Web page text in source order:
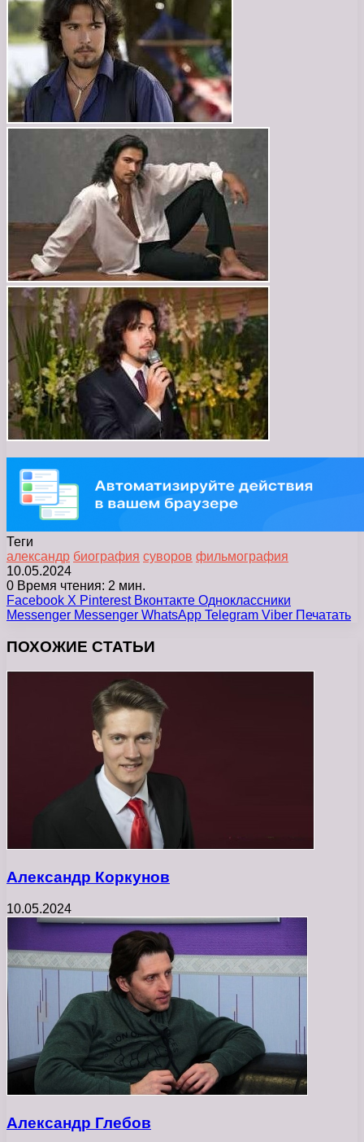
Теги
александр биография суворов фильмография
10.05.2024
0 Время чтения: 2 мин.
Facebook X Pinterest Вконтакте Одноклассники
Messenger Messenger WhatsApp Telegram Viber Печатать
ПОХОЖИЕ СТАТЬИ
Александр Коркунов
10.05.2024
Александр Глебов